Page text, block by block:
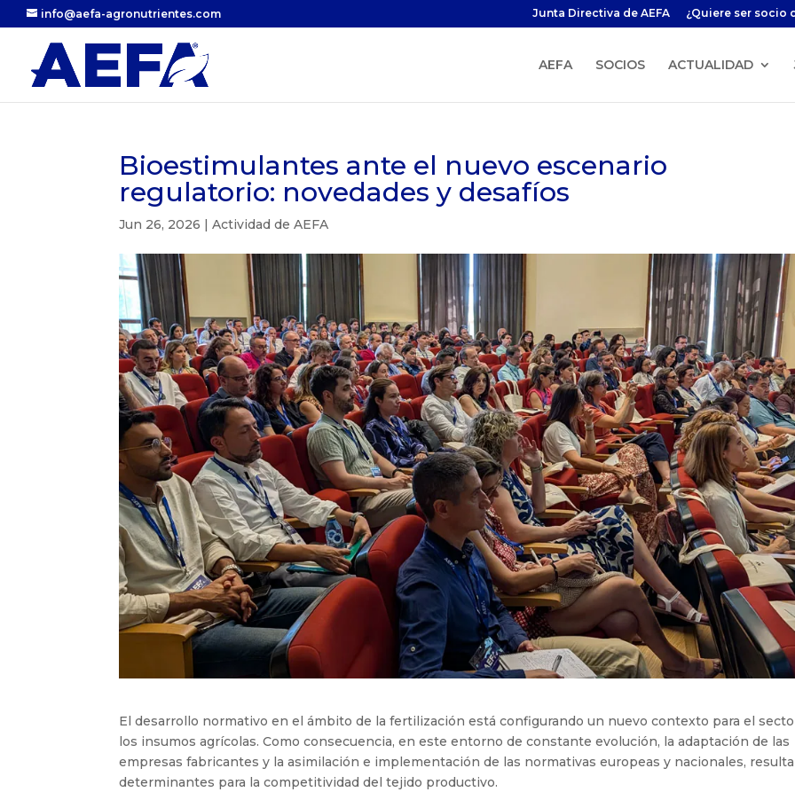
info@aefa-agronutrientes.com Junta Directiva de AEFA ¿Quiere ser socio
AEFA SOCIOS ACTUALIDAD
Bioestimulantes ante el nuevo escenario
regulatorio: novedades y desafíos
Jun 26, 2026 |Actividad de AEFA
El desarrollo normativo en el ámbito de la fertilización está configurando un nuevo contexto para el
los insumos agrícolas. Como consecuencia, en este entorno de constante evolución, la adaptación de las
empresas fabricantes y la asimilación e implementación de las normativas europeas y nacionales,
determinantes para la competitividad del tejido productivo.